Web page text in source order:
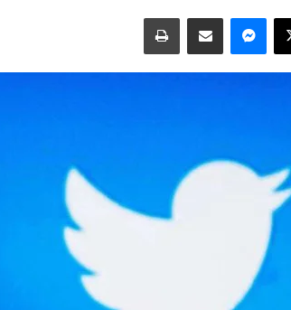
‫X ماسنجر مشاركة عبر البريد طباعة